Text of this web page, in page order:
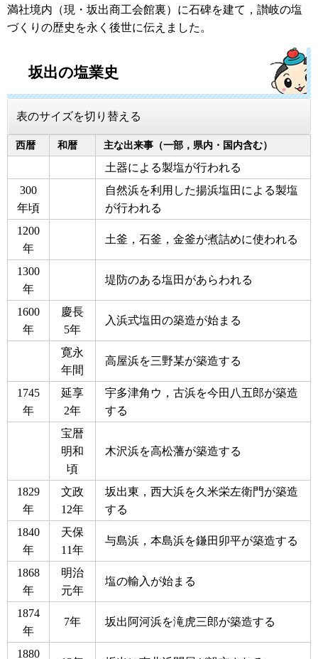
満社境内（現・坂出商工会館裏）に石碑を建て，讃岐の塩
づくりの歴史を永く後世に伝えました。
坂出の塩業史
表のサイズを切り替える
西暦 和暦 主な出来事（一部，県内・国内含む）
土器による製塩が行われる
300
年頃
自然浜を利用した揚浜塩田による製塩
が行われる
1200
年
土釜，石釜，金釜が煮詰めに使われる
1300
年
堤防のある塩田があらわれる
1600
年
慶長
5年
入浜式塩田の築造が始まる
寛永
年間
高屋浜を三野某が築造する
1745
年
延享
2年
宇多津角ウ，古浜を今田八五郎が築造
する
宝暦
明和
頃
木沢浜を高松藩が築造する
1829
年
文政
12年
坂出東，西大浜を久米栄左衛門が築造
する
1840
年
天保
11年
与島浜，本島浜を鎌田卯平が築造する
1868
年
明治
元年
塩の輸入が始まる
1874
年
7年 坂出阿河浜を滝虎三郎が築造する
1880